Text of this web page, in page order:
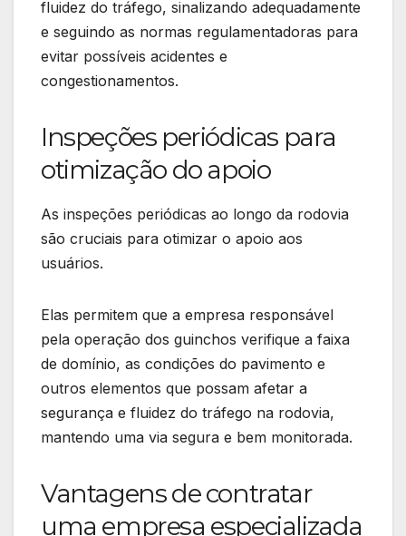
fluidez do tráfego, sinalizando adequadamente
e seguindo as normas regulamentadoras para
evitar possíveis acidentes e
congestionamentos.
Inspeções periódicas para
otimização do apoio
As inspeções periódicas ao longo da rodovia
são cruciais para otimizar o apoio aos
usuários.
Elas permitem que a empresa responsável
pela operação dos guinchos verifique a faixa
de domínio, as condições do pavimento e
outros elementos que possam afetar a
segurança e fluidez do tráfego na rodovia,
mantendo uma via segura e bem monitorada.
Vantagens de contratar
uma empresa especializada